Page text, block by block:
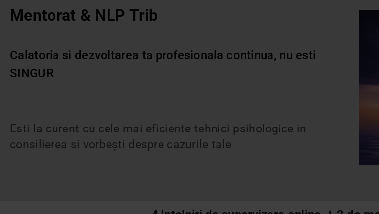
Mentorat & NLP Trib
Calatoria si dezvoltarea ta profesionala continua, nu esti
SINGUR
Esti la curent cu cele mai eficiente tehnici psihologice in
consilierea si vorbești despre cazurile tale